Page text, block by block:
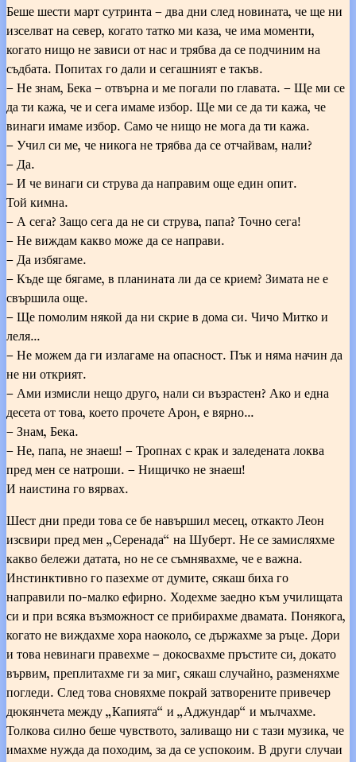
Беше шести март сутринта – два дни след новината, че ще ни
изселват на север, когато татко ми каза, че има моменти,
когато нищо не зависи от нас и трябва да се подчиним на
съдбата. Попитах го дали и сегашният е такъв.
– Не знам, Бека – отвърна и ме погали по главата. – Ще ми се
да ти кажа, че и сега имаме избор. Ще ми се да ти кажа, че
винаги имаме избор. Само че нищо не мога да ти кажа.
– Учил си ме, че никога не трябва да се отчайвам, нали?
– Да.
– И че винаги си струва да направим още един опит.
Той кимна.
– А сега? Защо сега да не си струва, папа? Точно сега!
– Не виждам какво може да се направи.
– Да избягаме.
– Къде ще бягаме, в планината ли да се крием? Зимата не е
свършила още.
– Ще помолим някой да ни скрие в дома си. Чичо Митко и
леля...
– Не можем да ги излагаме на опасност. Пък и няма начин да
не ни открият.
– Ами измисли нещо друго, нали си възрастен? Ако и една
десета от това, което прочете Арон, е вярно...
– Знам, Бека.
– Не, папа, не знаеш! – Тропнах с крак и заледената локва
пред мен се натроши. – Нищичко не знаеш!
И наистина го вярвах.
Шест дни преди това се бе навършил месец, откакто Леон
изсвири пред мен „Серенада“ на Шуберт. Не се замисляхме
какво бележи датата, но не се съмнявахме, че е важна.
Инстинктивно го пазехме от думите, сякаш биха го
направили по-малко ефирно. Ходехме заедно към училищата
си и при всяка възможност се прибирахме двамата. Понякога,
когато не виждахме хора наоколо, се държахме за ръце. Дори
и това невинаги правехме – докосвахме пръстите си, докато
вървим, преплитахме ги за миг, сякаш случайно, разменяхме
погледи. След това сновяхме покрай затворените привечер
дюкянчета между „Капията“ и „Аджундар“ и мълчахме.
Толкова силно беше чувството, заливащо ни с тази музика, че
имахме нужда да походим, за да се успокоим. В други случаи